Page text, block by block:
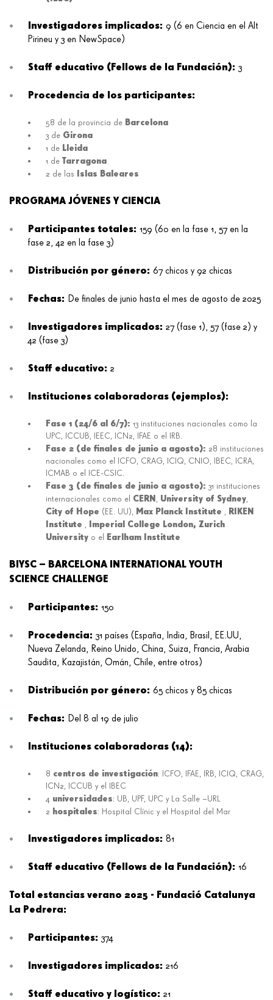
Investigadores implicados: 9 (6 en Ciencia en el Alt
Pirineu y 3 en NewSpace)
Staff educativo (Fellows de la Fundación): 3
Procedencia de los participantes:
58 de la provincia de Barcelona
3 de Girona
1 de Lleida
1 de Tarragona
2 de las Islas Baleares
PROGRAMA JÓVENES Y CIENCIA
Participantes totales: 159 (60 en la fase 1, 57 en la
fase 2, 42 en la fase 3)
Distribución por género: 67 chicos y 92 chicas
Fechas: De finales de junio hasta el mes de agosto de 2025
Investigadores implicados: 27 (fase 1), 57 (fase 2) y
42 (fase 3)
Staff educativo: 2
Instituciones colaboradoras (ejemplos):
Fase 1 (24/6 al 6/7): 13 instituciones nacionales como la
UPC, ICCUB, IEEC, ICN2, IFAE o el IRB.
Fase 2 (de finales de junio a agosto): 28 instituciones
nacionales como el ICFO, CRAG, ICIQ, CNIO, IBEC, ICRA,
ICMAB o el ICE-CSIC.
Fase 3 (de finales de junio a agosto): 31 instituciones
internacionales como el CERN University of Sydney
City of Hope (EE. UU), Max Planck Institute
RIKEN
Institute
Imperial College London, Zurich
University o el Earlham Institute
BIYSC – BARCELONA INTERNATIONAL YOUTH
SCIENCE CHALLENGE
Participantes: 150
Procedencia: 31 países (España, India, Brasil, EE.UU,
Nueva Zelanda, Reino Unido, China, Suiza, Francia, Arabia
Saudita, Kazajistán, Omán, Chile, entre otros)
Distribución por género: 65 chicos y 85 chicas
Fechas: Del 8 al 19 de julio
Instituciones colaboradoras (14):
8 centros de investigación: ICFO, IFAE, IRB, ICIQ, CRAG,
ICN2, ICCUB y el IBEC
4 universidades: UB, UPF, UPC y La Salle –URL
2 hospitales: Hospital Clínic y el Hospital del Mar
Investigadores implicados: 81
Staff educativo (Fellows de la Fundación): 16
Total estancias verano 2025 - Fundació Catalunya
La Pedrera:
Participantes: 374
Investigadores implicados: 216
Staff educativo y logístico: 21